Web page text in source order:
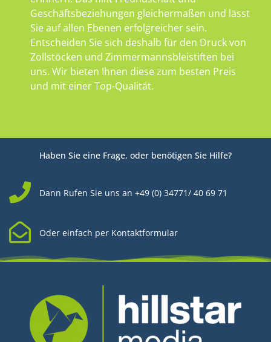
Geschäftsbeziehungen gleichermaßen und lässt
Sie auf allen Ebenen erfolgreicher sein.
Entscheiden Sie sich deshalb für den Druck von
Zollstöcken und Zimmermannsbleistiften bei
uns. Wir bieten Ihnen diese zum besten Preis
und mit einer Top-Qualität.
Haben Sie eine Frage, oder benötigen Sie Hilfe?
Dann Rufen Sie uns an +49 (0) 34771/ 40 69 71
Oder einfach per Kontaktformular